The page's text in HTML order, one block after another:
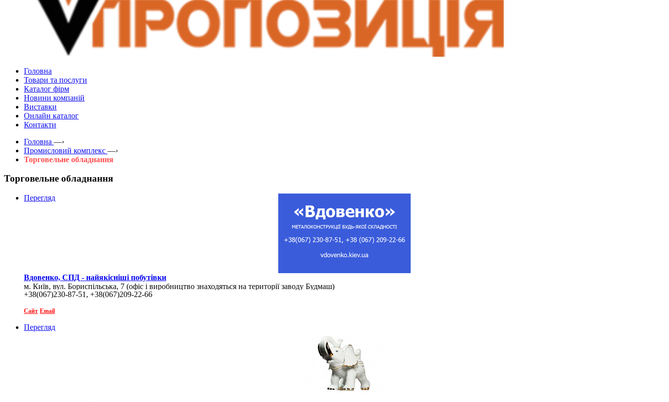
Головна
Товари та послуги
Каталог фірм
Новини компаній
Виставки
Онлайн каталог
Контакти
Головна —›
Промисловий комплекс —›
Торговельне обладнання
Торговельне обладнання
Перегляд
Вдовенко, СПД - найякісніші побутівки
м. Київ, вул. Бориспільська, 7 (офіс і виробництво знаходяться на території заводу Будмаш)
+38(067)230-87-51, +38(067)209-22-66
Сайт Email
Перегляд